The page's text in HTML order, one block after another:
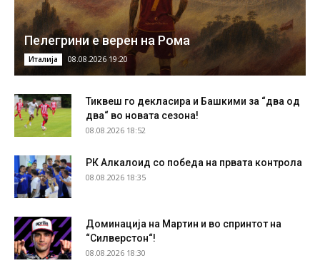
Пелегрини е верен на Рома
Италија 08.08.2026 19:20
Тиквеш го декласира и Башкими за “два од
два“ во новата сезона!
08.08.2026 18:52
РК Алкалоид со победа на првата контрола
08.08.2026 18:35
Доминација на Мартин и во спринтот на
“Силверстон“!
08.08.2026 18:30